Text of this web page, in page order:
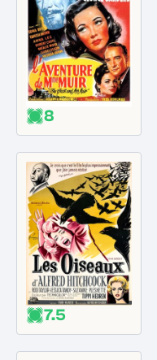
8
7.5